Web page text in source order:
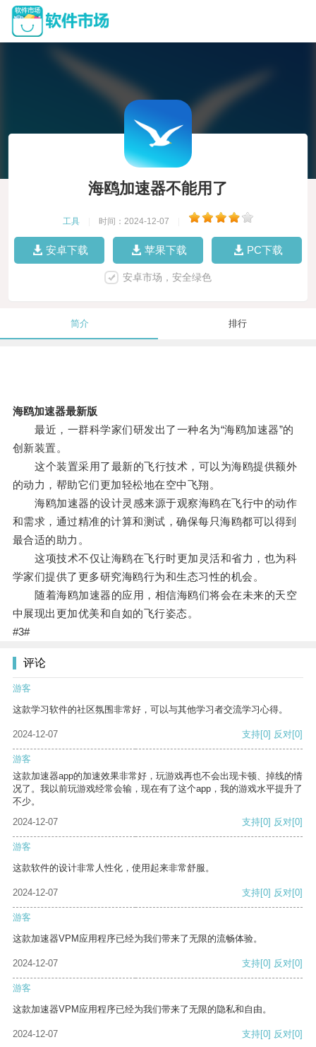
海鸥加速器不能用了
工具 时间：2024-12-07
安卓下载 苹果下载 PC下载
安卓市场，安全绿色
简介 排行
海鸥加速器最新版
最近，一群科学家们研发出了一种名为“海鸥加速器”的
创新装置。
这个装置采用了最新的飞行技术，可以为海鸥提供额外
的动力，帮助它们更加轻松地在空中飞翔。
海鸥加速器的设计灵感来源于观察海鸥在飞行中的动作
和需求，通过精准的计算和测试，确保每只海鸥都可以得到
最合适的助力。
这项技术不仅让海鸥在飞行时更加灵活和省力，也为科
学家们提供了更多研究海鸥行为和生态习性的机会。
随着海鸥加速器的应用，相信海鸥们将会在未来的天空
中展现出更加优美和自如的飞行姿态。
#3#
评论
游客
这款学习软件的社区氛围非常好，可以与其他学习者交流学习心得。
2024-12-07 支持[0] 反对[0]
游客
这款加速器app的加速效果非常好，玩游戏再也不会出现卡顿、掉线的情
况了。我以前玩游戏经常会输，现在有了这个app，我的游戏水平提升了
不少。
2024-12-07
支持[0] 反对[0]
游客
这款软件的设计非常人性化，使用起来非常舒服。
2024-12-07 支持[0] 反对[0]
游客
这款加速器VPM应用程序已经为我们带来了无限的流畅体验。
2024-12-07 支持[0] 反对[0]
游客
这款加速器VPM应用程序已经为我们带来了无限的隐私和自由。
2024-12-07 支持[0] 反对[0]